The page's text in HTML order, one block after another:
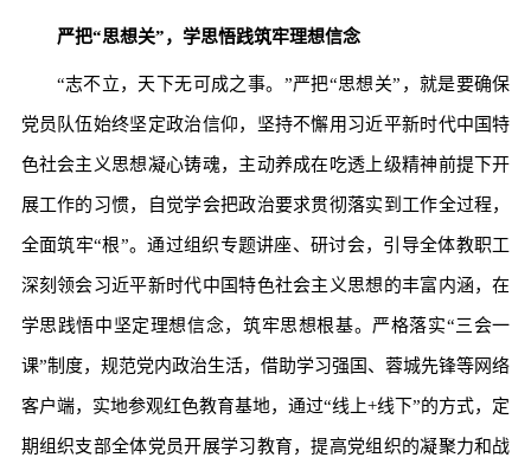
严把“思想关”，学思悟践筑牢理想信念
“志不立，天下无可成之事。”严把“思想关”，就是要确保
党员队伍始终坚定政治信仰，坚持不懈用习近平新时代中国特
色社会主义思想凝心铸魂，主动养成在吃透上级精神前提下开
展工作的习惯，自觉学会把政治要求贯彻落实到工作全过程，
全面筑牢“根”。通过组织专题讲座、研讨会，引导全体教职工
深刻领会习近平新时代中国特色社会主义思想的丰富内涵，在
学思践悟中坚定理想信念，筑牢思想根基。严格落实“三会一
课”制度，规范党内政治生活，借助学习强国、蓉城先锋等网络
客户端，实地参观红色教育基地，通过“线上+线下”的方式，定
期组织支部全体党员开展学习教育，提高党组织的凝聚力和战